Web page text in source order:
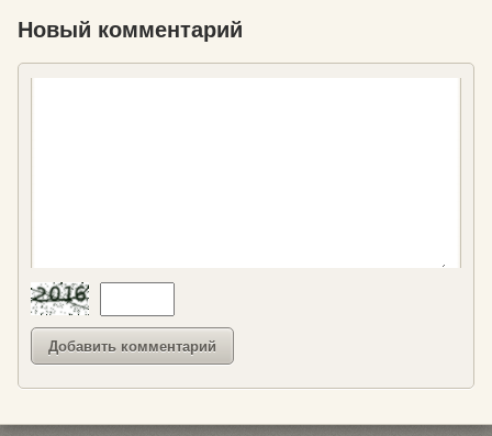
Новый комментарий